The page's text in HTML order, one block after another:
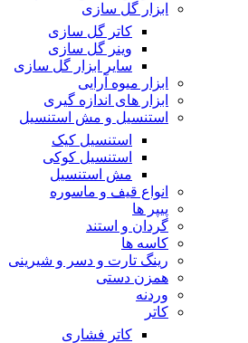
ابزار گل سازی
کاتر گل سازی
وینر گل سازی
سایر ابزار گل سازی
ابزار میوه آرایی
ابزار های اندازه گیری
استنسیل و مش استنسیل
استنسیل کیک
استنسیل کوکی
مش استنسیل
انواع قیف و ماسوره
پیپر ها
گردان و استند
کاسه ها
رینگ تارت و دسر و شیرینی
همزن دستی
وردنه
کاتر
کاتر فشاری